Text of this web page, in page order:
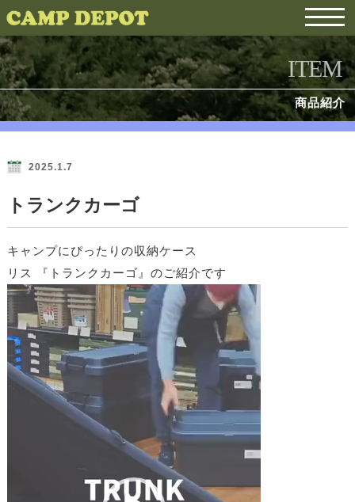
ITEM
商品紹介
2025.1.7
トランクカーゴ
キャンプにぴったりの収納ケース
リス 『トランクカーゴ』のご紹介です
動
画
プ
レ
ー